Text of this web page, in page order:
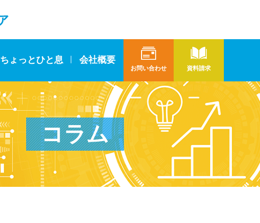
お問い合わせ 資料請求
ちょっとひと息 会社概要
コラム